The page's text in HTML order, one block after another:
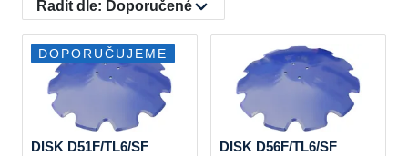
Ke
stažení
Řadit dle: Doporučené
DOPORUČUJEME
DISK D51F/TL6/SF
DISK D56F/TL6/SF